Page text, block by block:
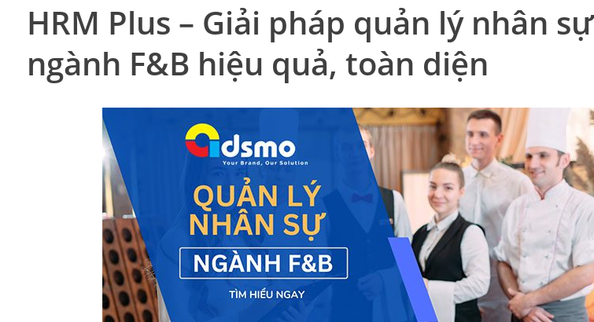
HRM Plus – Giải pháp quản lý nhân sự
ngành F&B hiệu quả, toàn diện